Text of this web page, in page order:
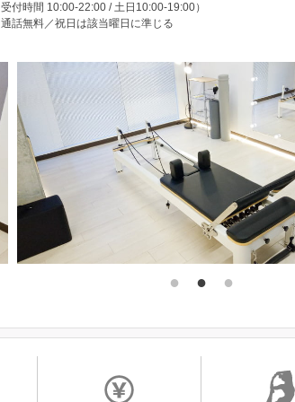
付時間 10:00-22:00 / 土日10:00-19:00）
話無料／祝日は該当曜日に準じる